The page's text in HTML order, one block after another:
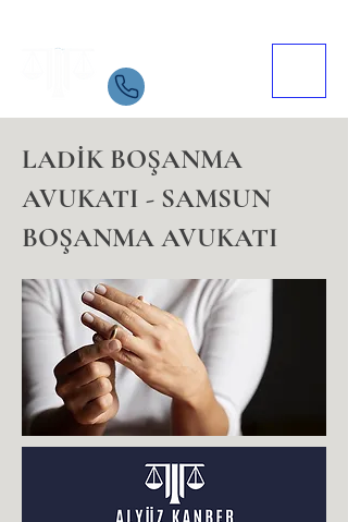
05534084721
LADİK BOŞANMA
AVUKATI - SAMSUN
BOŞANMA AVUKATI